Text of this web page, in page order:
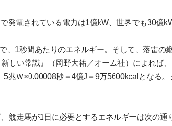
発電されている電力は1億kW、世界でも30億
、1秒間あたりのエネルギー。そして、落雷の
しい常識』（岡野大祐／オーム社）によれば
兆Ｗ×0.00008秒＝4億J＝9万5600kcalとなる
競走馬が1日に必要とするエネルギーは次の通